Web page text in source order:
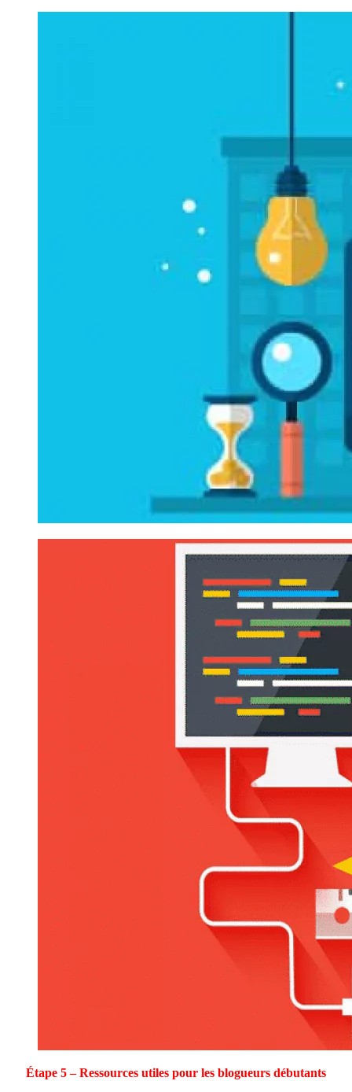
Étape 5 – Ressources utiles pour les blogueurs débutants